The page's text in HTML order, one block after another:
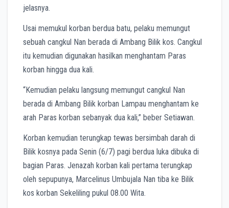
jelasnya.
Usai memukul korban berdua batu, pelaku memungut
sebuah cangkul Nan berada di Ambang Bilik kos. Cangkul
itu kemudian digunakan hasilkan menghantam Paras
korban hingga dua kali.
“Kemudian pelaku langsung memungut cangkul Nan
berada di Ambang Bilik korban Lampau menghantam ke
arah Paras korban sebanyak dua kali,” beber Setiawan.
Korban kemudian terungkap tewas bersimbah darah di
Bilik kosnya pada Senin (6/7) pagi berdua luka dibuka di
bagian Paras. Jenazah korban kali pertama terungkap
oleh sepupunya, Marcelinus Umbujala Nan tiba ke Bilik
kos korban Sekeliling pukul 08.00 Wita.